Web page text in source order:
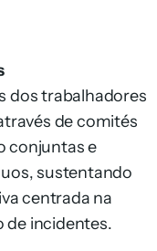
dos trabalhadores
de comités
conjuntas e
sustentando
centrada na
de incidentes.